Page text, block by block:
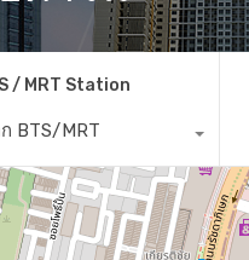
/ MRT Station
ก BTS/MRT